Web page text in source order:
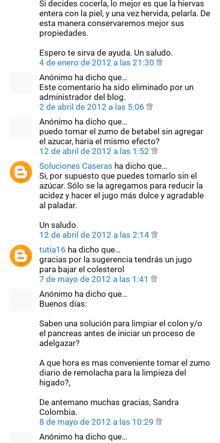
Si decides cocerla, lo mejor es que la hiervas
entera con la piel, y una vez hervida, pelarla. De
esta manera conservaremos mejor sus
propiedades.
Espero te sirva de ayuda. Un saludo.
4 de enero de 2012 a las 21:30
Anónimo ha dicho que…
Este comentario ha sido eliminado por un
administrador del blog.
2 de abril de 2012 a las 5:06
Anónimo ha dicho que…
puedo tomar el zumo de betabel sin agregar
el azucar, haria el mismo efecto?
12 de abril de 2012 a las 1:52
Soluciones Caseras ha dicho que…
Si, por supuesto que puedes tomarlo sin el
azúcar. Sólo se la agregamos para reducir la
acidez y hacer el jugo más dulce y agradable
al paladar.
Un saludo.
12 de abril de 2012 a las 2:14
tutia16 ha dicho que…
gracias por la sugerencia tendrás un jugo
para bajar el colesterol
7 de mayo de 2012 a las 1:41
Anónimo ha dicho que…
Buenos días:
Saben una solución para limpiar el colon y/o
el pancreas antes de iniciar un proceso de
adelgazar?
A que hora es mas conveniente tomar el zumo
diario de remolacha para la limpieza del
higado?,
De antemano muchas gracias, Sandra
Colombia.
8 de mayo de 2012 a las 10:29
Anónimo ha dicho que…